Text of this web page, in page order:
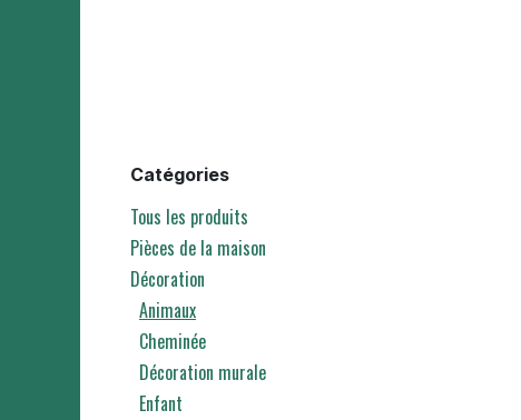
Catégories
Tous les produits
Pièces de la maison
Décoration
Animaux
Cheminée
Décoration murale
Enfant